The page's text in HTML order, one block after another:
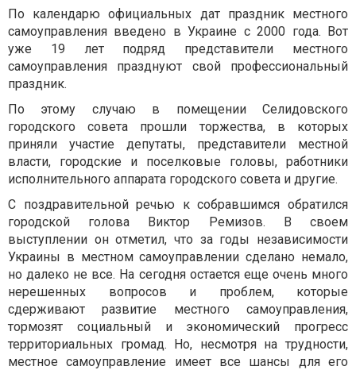
По календарю официальных дат праздник местного
самоуправления введено в Украине с 2000 года. Вот
уже 19 лет подряд представители местного
самоуправления празднуют свой профессиональный
праздник.
По этому случаю в помещении Селидовского
городского совета прошли торжества, в которых
приняли участие депутаты, представители местной
власти, городские и поселковые головы, работники
исполнительного аппарата городского совета и другие.
С поздравительной речью к собравшимся обратился
городской голова Виктор Ремизов. В своем
выступлении он отметил, что за годы независимости
Украины в местном самоуправлении сделано немало,
но далеко не все. На сегодня остается еще очень много
нерешенных вопросов и проблем, которые
сдерживают развитие местного самоуправления,
тормозят социальный и экономический прогресс
территориальных громад. Но, несмотря на трудности,
местное самоуправление имеет все шансы для его